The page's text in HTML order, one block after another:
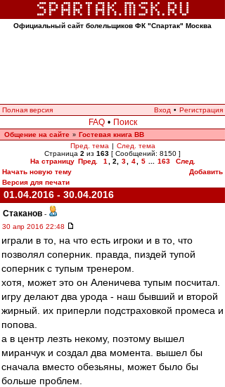
Официальный сайт болельщиков ФК "Спартак" Москва
Полная версия Вход • Регистрация
FAQ • Поиск
Общение на сайте » Гостевая книга ВВ
Пред. тема | След. тема
Страница 2 из 163 [ Сообщений: 8150 ]
На страницу Пред. 1 2 3 4 5 163
След.
Начать новую тему
Добавить
Версия для печати
01.04.2016 - 30.04.2016
Cтаканов -
30 апр 2016 22:48
играли в то, на что есть игроки и в то, что
позволял соперник. правда, пиздей тупой
соперник с тупым тренером.
хотя, может это он Аленичева тупым посчитал.
игру делают два урода - наш бывший и второй
жирный. их приперли подстраховкой промеса и
попова.
а в центр лезть некому, поэтому вышел
миранчук и создал два момента. вышел бы
сначала вместо обезьяны, может было бы
больше проблем.